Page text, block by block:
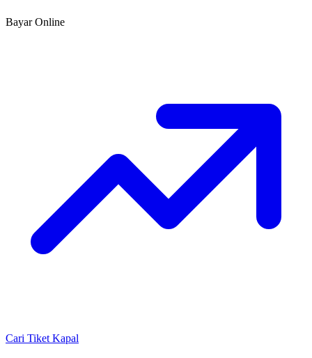
Bayar Online
Cari Tiket Kapal